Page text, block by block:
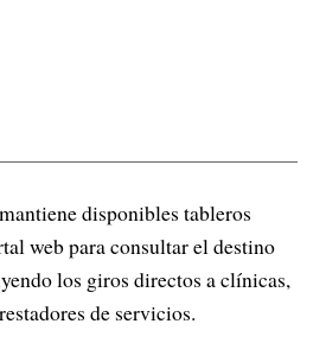
disponibles tableros
web para consultar el destino
los giros directos a clínicas,
de servicios.